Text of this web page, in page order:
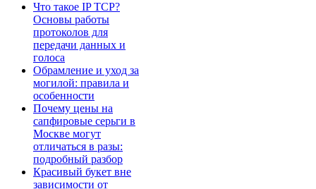
Что такое IP TCP?
Основы работы
протоколов для
передачи данных и
голоса
Обрамление и уход за
могилой: правила и
особенности
Почему цены на
сапфировые серьги в
Москве могут
отличаться в разы:
подробный разбор
Красивый букет вне
зависимости от